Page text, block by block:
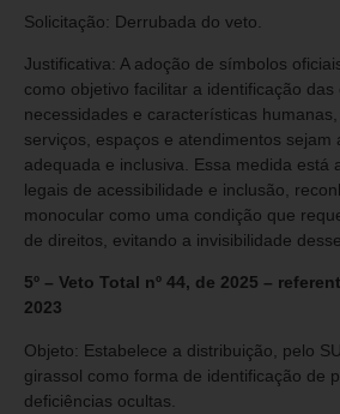
Solicitação: Derrubada do veto.
Justificativa: A adoção de símbolos
como objetivo facilitar a identificação das
necessidades e características
serviços, espaços e atendimentos sejam
adequada e inclusiva. Essa medida está
legais de acessibilidade e inclusão,
monocular como uma condição que
de direitos, evitando a invisibilidade
5º – Veto Total nº 44, de 2025 –
2023
Objeto: Estabelece a distribuição, pelo
girassol como forma de identificação de
deficiências ocultas.